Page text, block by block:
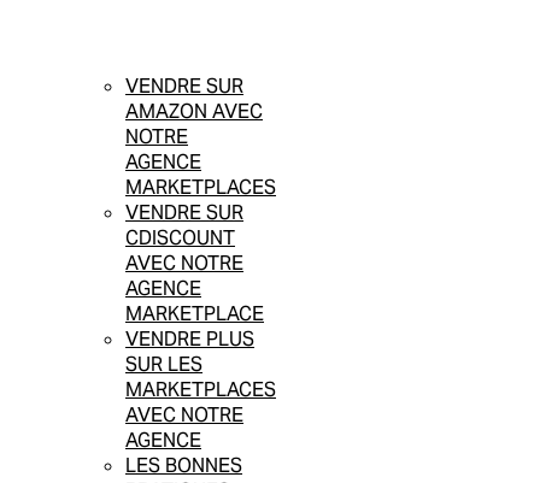
VENDRE SUR
AMAZON AVEC
NOTRE
AGENCE
MARKETPLACES
VENDRE SUR
CDISCOUNT
AVEC NOTRE
AGENCE
MARKETPLACE
VENDRE PLUS
SUR LES
MARKETPLACES
AVEC NOTRE
AGENCE
LES BONNES